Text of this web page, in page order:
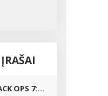
OPS 7:...